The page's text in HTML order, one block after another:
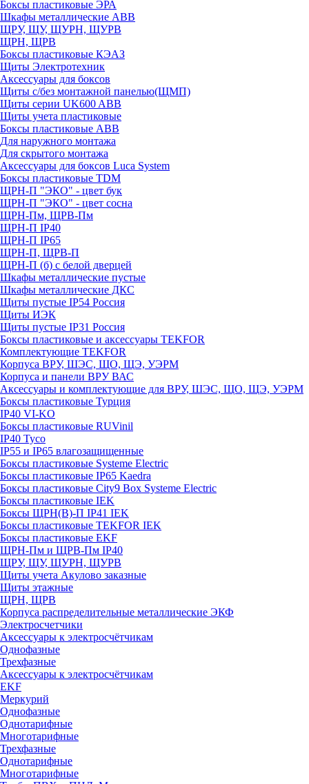
Боксы пластиковые ЭРА
Шкафы металлические ABB
ЩРУ, ЩУ, ЩУРН, ЩУРВ
ЩРН, ЩРВ
Боксы пластиковые КЭАЗ
Щиты Электротехник
Аксессуары для боксов
Щиты с/без монтажной панелью(ЩМП)
Щиты серии UK600 ABB
Щиты учета пластиковые
Боксы пластиковые ABB
Для наружного монтажа
Для скрытого монтажа
Аксессуары для боксов Luca System
Боксы пластиковые TDM
ЩРН-П "ЭКО" - цвет бук
ЩРН-П "ЭКО" - цвет сосна
ЩРН-Пм, ЩРВ-Пм
ЩРН-П IP40
ЩРН-П IP65
ЩРН-П, ЩРВ-П
ЩРН-П (б) с белой дверцей
Шкафы металлические пустые
Шкафы металлические ДКС
Щиты пустые IP54 Россия
Щиты ИЭК
Щиты пустые IP31 Россия
Боксы пластиковые и аксессуары TEKFOR
Комплектующие TEKFOR
Корпуса ВРУ, ШЭС, ЩО, ЩЭ, УЭРМ
Корпуса и панели ВРУ ВАС
Аксессуары и комплектующие для ВРУ, ШЭС, ЩО, ЩЭ, УЭРМ
Боксы пластиковые Турция
IP40 VI-KO
Боксы пластиковые RUVinil
IP40 Тусо
IP55 и IP65 влагозащищенные
Боксы пластиковые Systeme Electric
Боксы пластиковые IP65 Kaedra
Боксы пластиковые City9 Box Systeme Electric
Боксы пластиковые IEK
Боксы ЩРН(В)-П IP41 IEK
Боксы пластиковые TEKFOR IEK
Боксы пластиковые EKF
ЩРН-Пм и ЩРВ-Пм IP40
ЩРУ, ЩУ, ЩУРН, ЩУРВ
Щиты учета Акулово заказные
Щиты этажные
ЩРН, ЩРВ
Корпуса распределительные металлические ЭКФ
Электросчетчики
Аксессуары к электросчётчикам
Однофазные
Трехфазные
Аксессуары к электросчётчикам
EKF
Меркурий
Однофазные
Однотарифные
Многотарифные
Трехфазные
Однотарифные
Многотарифные